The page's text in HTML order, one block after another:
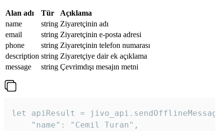
Alan adı Tür
Açıklama
name
string Ziyaretçinin adı
email
string Ziyaretçinin e-posta adresi
phone
string Ziyaretçinin telefon numarası
description string Ziyaretçiye dair ek açıklama
message
string Çevrimdışı mesajın metni
let apiResult =
    "name": "Cemil Turan",